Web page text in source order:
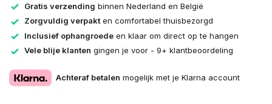
Gratis verzending binnen Nederland en België
Zorgvuldig verpakten comfortabel thuisbezorgd
Inclusief ophangroede en klaar om direct op te hangen
Vele blije klanten gingen je voor - 9+ klantbeoordeling
Achteraf betalen mogelijk met je Klarna account